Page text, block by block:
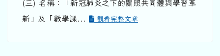
(三) 名稱：「新冠肺炎之下的關照共同體與學習革
新」及「數學課...
觀看完整文章